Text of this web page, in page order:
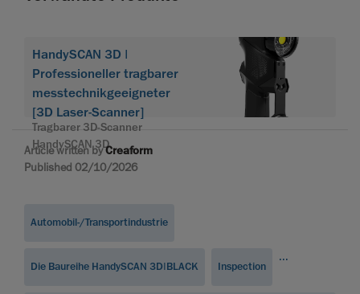
HandySCAN 3D |
Professioneller tragbarer
messtechnikgeeigneter
[3D Laser-Scanner]
Tragbarer 3D-Scanner
HandySCAN 3D
Article written byCreaform
Published 02/10/2026
Automobil-/Transportindustrie
Die Baureihe HandySCAN 3D|BLACK Inspection
...